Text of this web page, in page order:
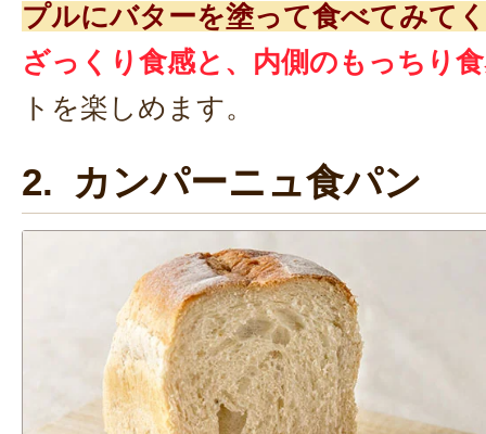
プルにバターを塗って食べてみて
ざっくり食感と、内側のもっちり
トを楽しめます。
2. カンパーニュ食パン